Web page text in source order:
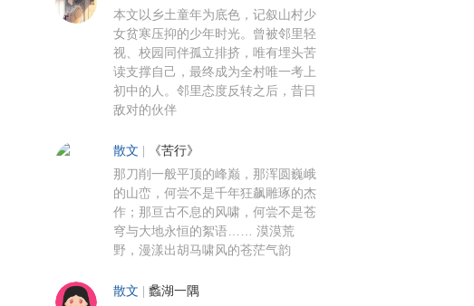
本文以乡土童年为底色，记叙山村少
女贫寒压抑的少年时光。曾被邻里轻
视、校园同伴孤立排挤，唯有埋头苦
读支撑自己，最终成为全村唯一考上
初中的人。邻里态度反转之后，昔日
敌对的伙伴
散文 《苦行》
那刀削一般平顶的峰巅，那浑圆巍峨
的山峦，何尝不是千年狂飙雕琢的杰
作；那亘古不息的风啸，何尝不是苍
穹与大地永恒的絮语…… 漠漠荒
野，漫漾出胡马啸风的苍茫气韵
散文 蠡湖一隅